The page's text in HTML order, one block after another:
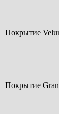
Покрытие
Покрытие